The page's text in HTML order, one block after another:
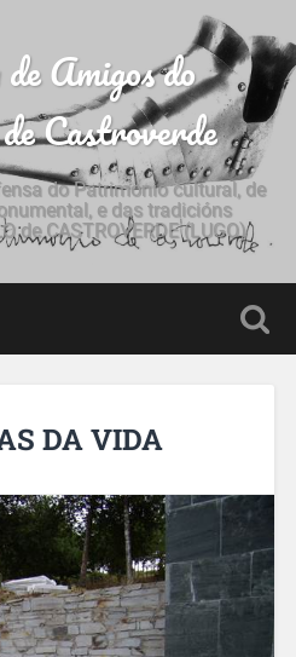
Amigos do
Castroverde
do Patrimonio cultural, de
e das tradicións
de CASTROVERDE (LUGO)
DA VIDA